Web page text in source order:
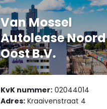
Van Mossel
Autolease Noord
Oost B.V.
KvK nummer: 02044014
Adres: Kraaivenstraat 4